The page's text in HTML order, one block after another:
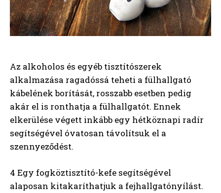
Az alkoholos és egyéb tisztítószerek
alkalmazása ragadóssá teheti a fülhallgató
kábelének borítását, rosszabb esetben pedig
akár el is ronthatja a fülhallgatót. Ennek
elkerülése végett inkább egy hétköznapi radír
segítségével óvatosan távolítsuk el a
szennyeződést.
4 Egy fogköztisztító-kefe segítségével
alaposan kitakaríthatjuk a fejhallgatónyílást.